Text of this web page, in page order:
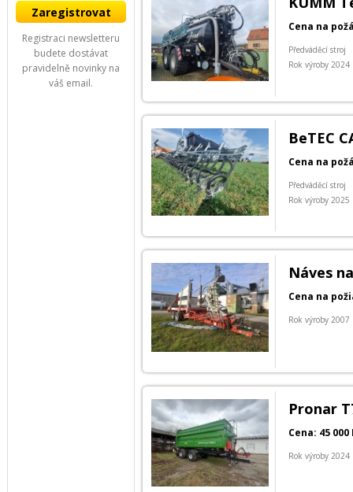
Cena na
Předváděcí stroj
Rok výroby 2024
BeTEC
Cena na
Předváděcí stroj
Rok výroby 2025
Náves
Cena na
Rok výroby 2007
Pronar
Cena: 45
Rok výroby 2024
Registraci newsletteru
budete dostávat
pravidelně novinky na
váš email.